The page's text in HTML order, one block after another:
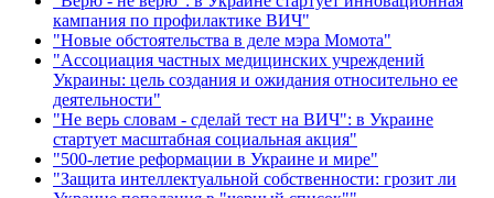
кампания по профилактике ВИЧ"
"Новые обстоятельства в деле мэра Момота"
"Ассоциация частных медицинских учреждений
Украины: цель создания и ожидания относительно ее
деятельности"
"Не верь словам - сделай тест на ВИЧ": в Украине
стартует масштабная социальная акция"
"500-летие реформации в Украине и мире"
"Защита интеллектуальной собственности: грозит ли